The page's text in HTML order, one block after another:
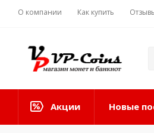
О компании Как купить
Акции Новые